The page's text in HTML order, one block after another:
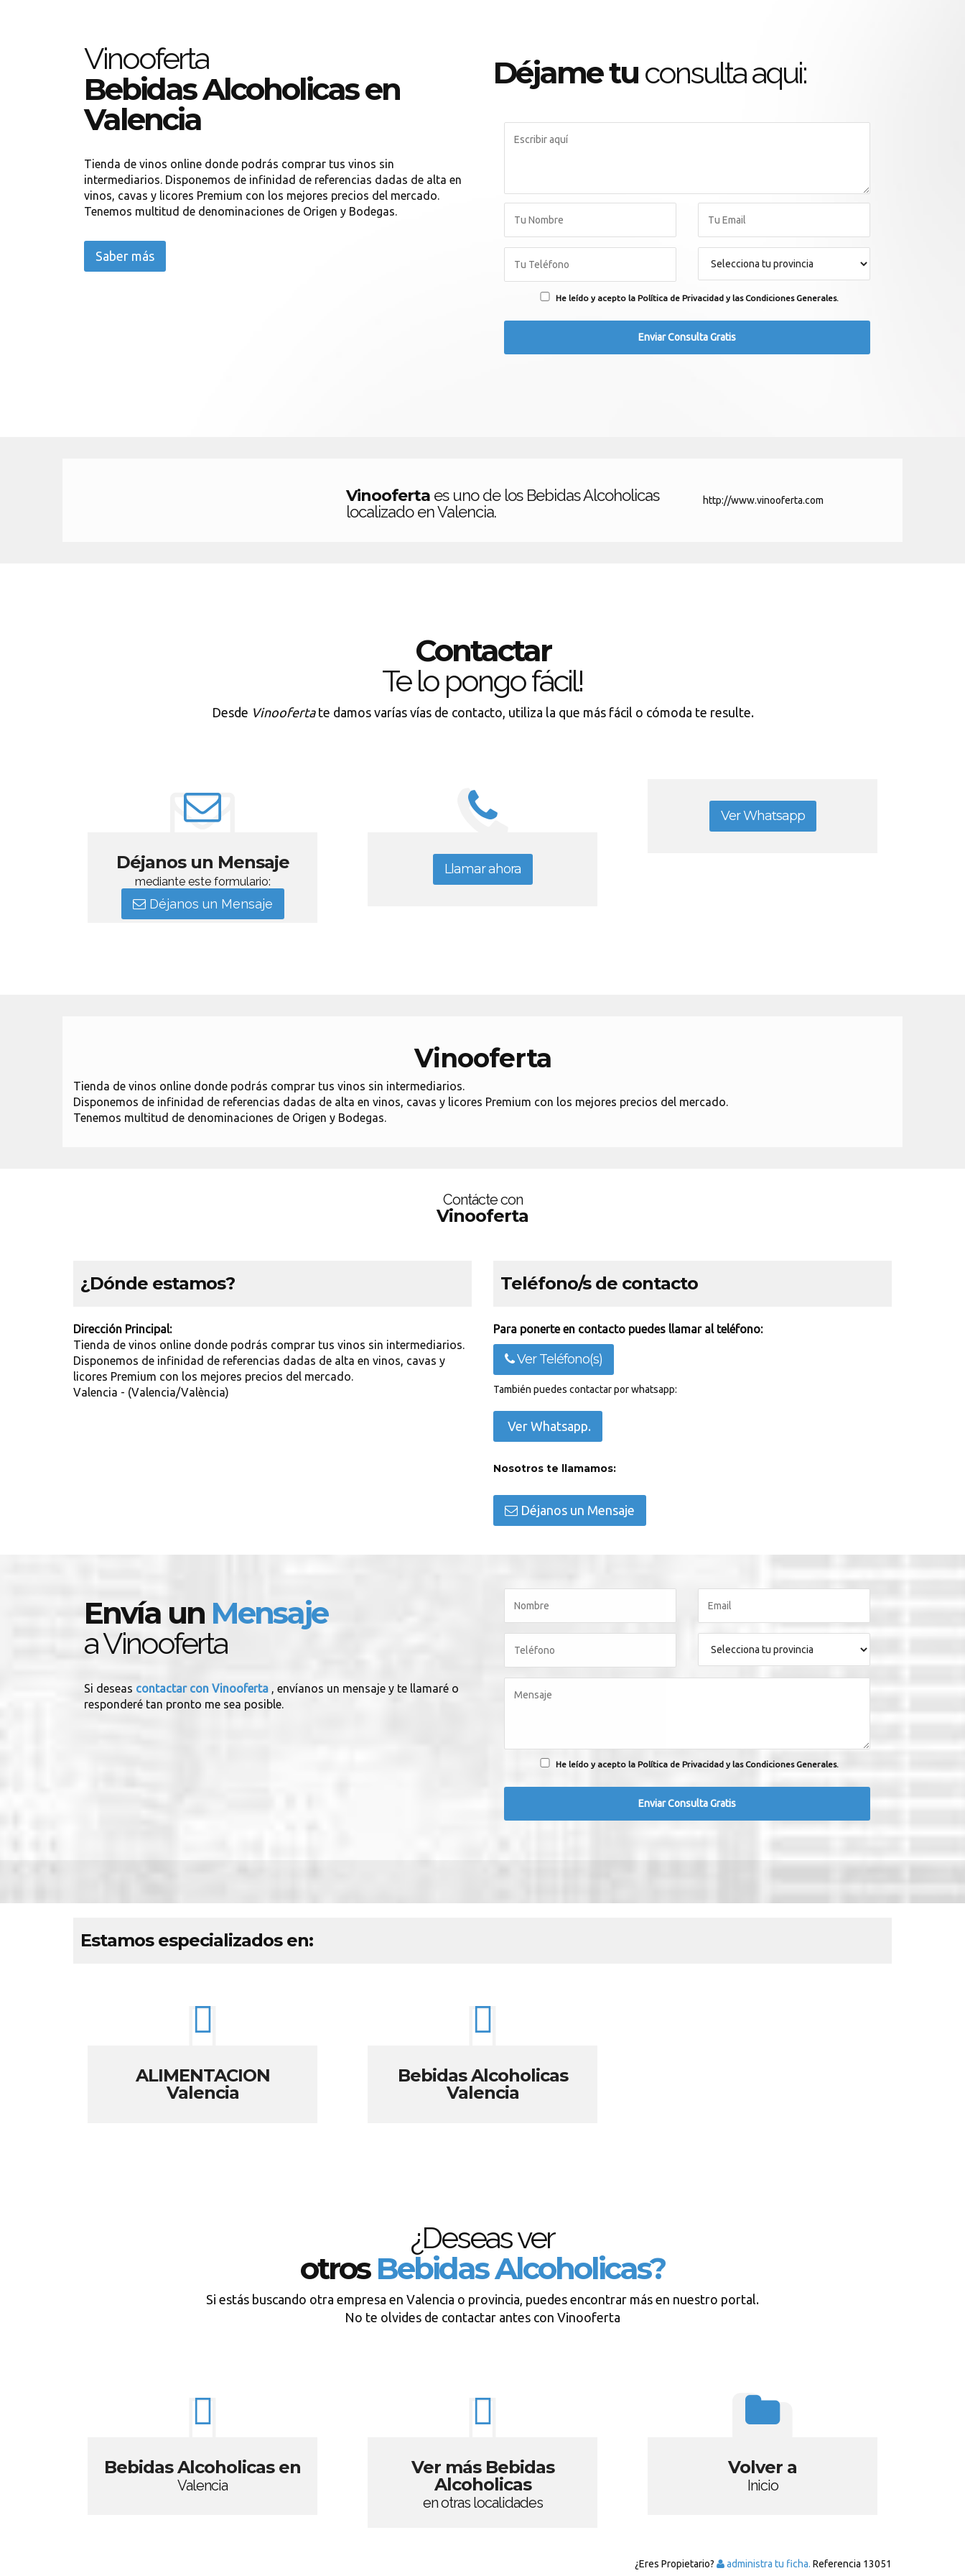
Vinooferta
Bebidas Alcoholicas en
Valencia
Tienda de vinos online donde podrás comprar tus vinos sin
intermediarios. Disponemos de infinidad de referencias dadas de alta en
vinos, cavas y licores Premium con los mejores precios del mercado.
Tenemos multitud de denominaciones de Origen y Bodegas.
Saber más
Déjame tu consulta aqui:
He leído y acepto la Política de Privacidad y las Condiciones Generales.
Vinooferta es uno de los Bebidas Alcoholicas
localizado en Valencia.
http://www.vinooferta.com
Contactar
Te lo pongo fácil!
Desde Vinoofertate damos varías vías de contacto, utiliza la que más fácil o cómoda te resulte.
Déjanos un Mensaje
mediante este formulario:
Déjanos un Mensaje
Llamar ahora
Ver Whatsapp
Vinooferta
Tienda de vinos online donde podrás comprar tus vinos sin intermediarios.
Disponemos de infinidad de referencias dadas de alta en vinos, cavas y licores Premium con los mejores precios del mercado.
Tenemos multitud de denominaciones de Origen y Bodegas.
Contácte con
Vinooferta
¿Dónde estamos?
Dirección Principal:
Tienda de vinos online donde podrás comprar tus vinos sin intermediarios.
Disponemos de infinidad de referencias dadas de alta en vinos, cavas y
licores Premium con los mejores precios del mercado.
Valencia - (Valencia/València)
Teléfono/s de contacto
Para ponerte en contacto puedes llamar al teléfono:
Ver Teléfono(s)
También puedes contactar por whatsapp:
Ver Whatsapp.
Nosotros te llamamos:
Déjanos un Mensaje
Envía un Mensaje
a Vinooferta
Si deseas contactar con Vinooferta , envíanos un mensaje y te llamaré o
responderé tan pronto me sea posible.
He leído y acepto la Política de Privacidad y las Condiciones Generales.
Estamos especializados en:
ALIMENTACION
Valencia
Bebidas Alcoholicas
Valencia
¿Deseas ver
otrosBebidas Alcoholicas?
Si estás buscando otra empresa en Valencia o provincia, puedes encontrar más en nuestro portal.
No te olvides de contactar antes con Vinooferta
Bebidas Alcoholicas en
Valencia
Ver más Bebidas
Alcoholicas
en otras localidades
Volver a
Inicio
¿Eres Propietario? administra tu ficha. Referencia 13051